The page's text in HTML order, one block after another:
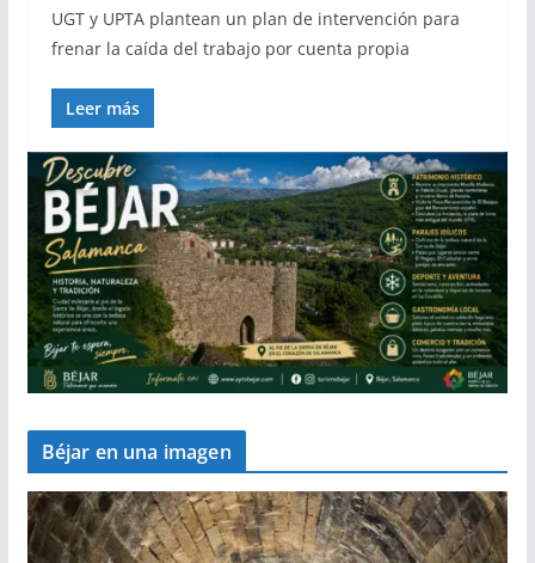
UGT y UPTA plantean un plan de intervención para
frenar la caída del trabajo por cuenta propia
Leer más
Béjar en una imagen